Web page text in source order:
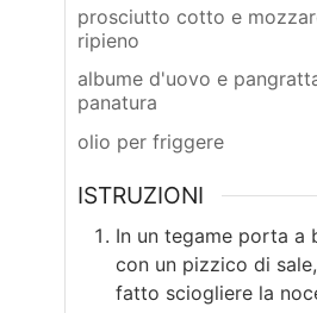
prosciutto cotto e
ripieno
albume d'uovo e
panatura
olio per friggere
ISTRUZIONI
In un tegame porta a
con un pizzico di
fatto sciogliere la